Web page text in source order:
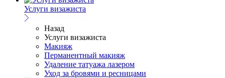
Услуги визажиста
Назад
Услуги визажиста
Макияж
Перманентный макияж
Удаление татуажа лазером
Уход за бровями и ресницами